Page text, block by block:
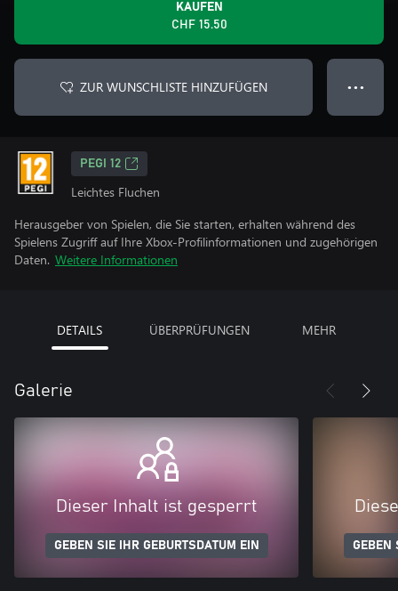
KAUFEN
CHF 15.50
ZUR WUNSCHLISTE HINZUFÜGEN ● ● ●
PEGI 12
Leichtes Fluchen
Herausgeber von Spielen, die Sie starten, erhalten während des
Spielens Zugriff auf Ihre Xbox-Profilinformationen und zugehörigen
Daten. Weitere Informationen
DETAILS ÜBERPRÜFUNGEN MEHR
Galerie
Dieser Inhalt ist gesperrt
GEBEN SIE IHR GEBURTSDATUM EIN GEBEN